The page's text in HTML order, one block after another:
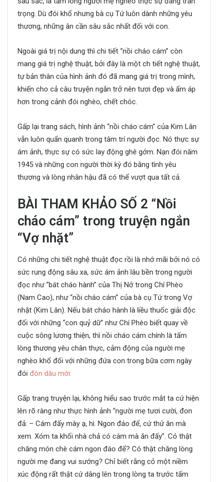
trọng. Dù đói khổ nhưng bà cụ Tứ luôn dành những yêu
thương, những ân cần sâu sắc nhất đối với con.
Ngoài giá trị nội dung thì chi tiết “nồi cháo cám” còn
mang giá trị nghệ thuật, bởi đây là một ch tiết nghệ thuật,
tự bản thân của hình ảnh đó đã mang giá trị trong mình,
khiến cho cả câu truyện ngắn trở nên tươi đẹp và ấm áp
hơn trong cảnh đói nghèo, chết chóc.
Gấp lại trang sách, hình ảnh “nồi cháo cám” của Kim Lân
vẫn luôn quẩn quanh trong tâm trí người đọc. Nó thực sự
ám ảnh, thực sự có sức lay động ghê gớm. Nạn đói năm
1945 và những con người thời kỳ đó bằng tình yêu
thương và lòng nhân hậu đã có thể vượt qua tất cả.
BÀI THAM KHẢO SỐ 2 “Nồi
cháo cám” trong truyện ngắn
“Vợ nhặt”
​Có những chi tiết nghệ thuật đọc rồi là nhớ mãi bởi nó có
sức rung động sâu xa, sức ám ảnh lâu bền trong người
đọc như “bát cháo hành” của Thị Nở trong Chí Phèo
(Nam Cao), như “nồi cháo cám” của bà cụ Tứ trong Vợ
nhặt (Kim Lân). Nếu bát cháo hành là liều thuốc giải độc
đối với những “con quỷ dữ” như Chí Phèo biết quay về
cuộc sông lương thiện, thì nồi cháo cám chính là tấm
lòng thương yêu chân thực, cảm động của người mẹ
nghèo khổ đối với những đứa con trong bữa cơm ngày
đói đón dâu mới.
Gấp trang truyện lại, không hiểu sao trước mắt ta cứ hiện
lên rõ ràng như thực hình ảnh “người mẹ tươi cười, đon
đả: – Cám đấy mày ạ, hì. Ngon đáo để, cứ thử ăn mà
xem. Xóm ta khối nhà chả có cám mà ăn đấy”. Có thật
chăng món chè cám ngon đáo để? Có thật chăng lòng
người mẹ đang vui sướng? Chỉ biết rằng cỏ một niềm
xúc động rất thật cứ dâng lên trong lòng ta trước tấm